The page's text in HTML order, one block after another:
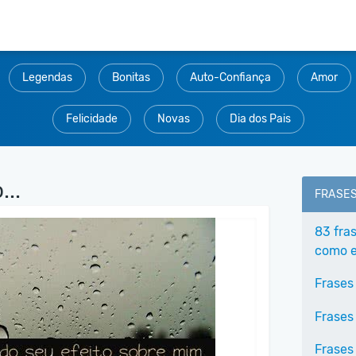
Legendas Bonitas Auto-Confiança Amor
Felicidade Novas Dia dos Pais
83
como